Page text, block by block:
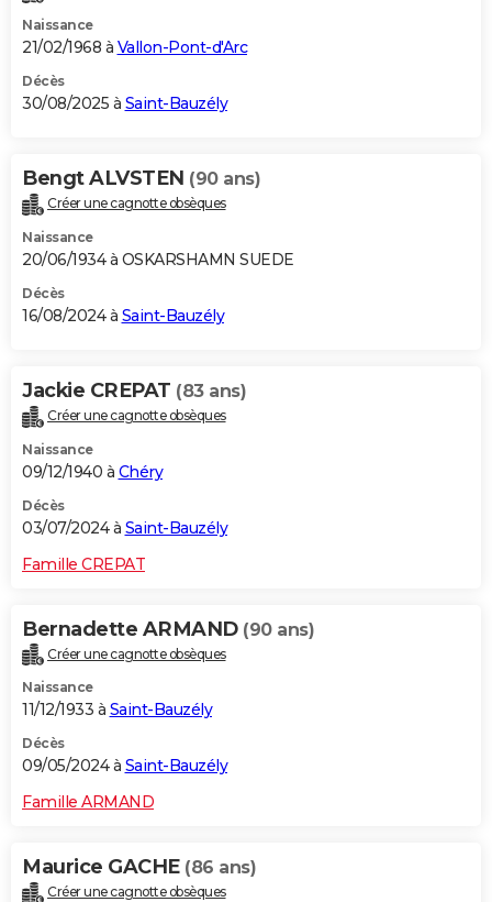
COPAINS D'AVANT
S'inscrire
Se connecter
Lycées
Collèges
Primaires
Universités
Entreprises
Service militaire
Avis de recherche
AVIS DE DÉCÈS
Naissance
21/02/1968 à Vallon-Pont-d'Arc
Décès
30/08/2025 à Saint-Bauzély
Bengt ALVSTEN (90 ans)
Créer une cagnotte obsèques
Naissance
20/06/1934 à OSKARSHAMN SUEDE
Décès
16/08/2024 à Saint-Bauzély
Jackie CREPAT (83 ans)
Créer une cagnotte obsèques
Naissance
09/12/1940 à Chéry
Décès
03/07/2024 à Saint-Bauzély
Famille CREPAT
Bernadette ARMAND (90 ans)
Créer une cagnotte obsèques
Naissance
11/12/1933 à Saint-Bauzély
Décès
09/05/2024 à Saint-Bauzély
Famille ARMAND
Maurice GACHE (86 ans)
Créer une cagnotte obsèques